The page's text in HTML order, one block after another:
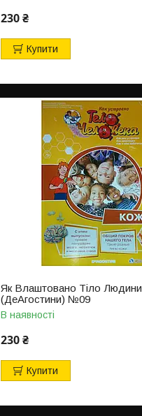
230 ₴
Купити
Як Влаштовано Тіло Людини
(ДеАгостини) №09
В наявності
230 ₴
Купити